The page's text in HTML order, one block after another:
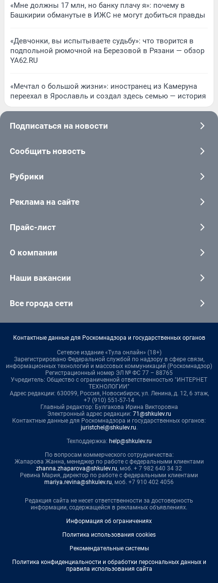
«Мне должны 17 млн, но банку плачу я»: почему в
Башкирии обманутые в ИЖС не могут добиться правды
«Девчонки, вы испытываете судьбу»: что творится в
подпольной рюмочной на Березовой в Рязани — обзор
YA62.RU
«Мечтал о большой жизни»: иностранец из Камеруна
переехал в Ярославль и создал здесь семью — история
Подписаться на новости
Сообщить новость
Рубрики
Реклама на сайте
Прайс-лист
О компании
Наши вакансии
Все города сети
Контактные данные для Роскомнадзора и государственных органов
Сетевое издание «Тула онлайн» (18+)
Зарегистрировано Федеральной службой по надзору в сфере связи,
информационных технологий и массовых коммуникаций (Роскомнадзор)
Регистрационный номер ЭЛ № ФС 77 – 88765
Учредитель: Общество с ограниченной ответственностью "ИНТЕРНЕТ
ТЕХНОЛОГИИ"
Адрес редакции: 630099, Россия, Новосибирск, ул. Ленина, д. 12, 6 этаж,
+7 (910) 551-57-14
Главный редактор: Булгакова Ирина Викторовна
Электронный адрес редакции: 71@shkulev.ru
Контактные данные для Роскомнадзора и государственных органов:
juristchel@shkulev.ru.
Техподдержка: help@shkulev.ru
По вопросам коммерческого сотрудничества:
Жапарова Жанна, менеджер по работе с федеральными клиентами
zhanna.zhaparova@shkulev.ru, моб. + 7 982 640 34 32
Ревина Мария, директор по работе с федеральными клиентами
mariya.revina@shkulev.ru, моб. +7 910 402 4056
Редакция сайта не несет ответственности за достоверность
информации, содержащейся в рекламных объявлениях.
Информация об ограничениях
Политика использования cookies
Рекомендательные системы
Политика конфиденциальности и обработки персональных данных и
правила использования сайта